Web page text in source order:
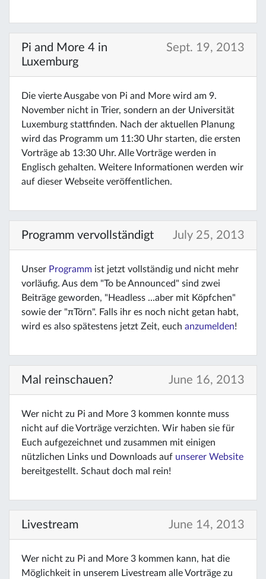
Pi and More 4 in
Luxemburg
Sept. 19, 2013
Die vierte Ausgabe von Pi and More wird am 9.
November nicht in Trier, sondern an der Universität
Luxemburg stattfinden. Nach der aktuellen Planung
wird das Programm um 11:30 Uhr starten, die ersten
Vorträge ab 13:30 Uhr. Alle Vorträge werden in
Englisch gehalten. Weitere Informationen werden wir
auf dieser Webseite veröffentlichen.
Programm vervollständigt July 25, 2013
Unser Programm ist jetzt vollständig und nicht mehr
vorläufig. Aus dem "To be Announced" sind zwei
Beiträge geworden, "Headless ...aber mit Köpfchen"
sowie der "πTörn". Falls ihr es noch nicht getan habt,
wird es also spätestens jetzt Zeit, euch anzumelden!
Mal reinschauen? June 16, 2013
Wer nicht zu Pi and More 3 kommen konnte muss
nicht auf die Vorträge verzichten. Wir haben sie für
Euch aufgezeichnet und zusammen mit einigen
nützlichen Links und Downloads auf unserer Website
bereitgestellt. Schaut doch mal rein!
Livestream June 14, 2013
Wer nicht zu Pi and More 3 kommen kann, hat die
Möglichkeit in unserem Livestream alle Vorträge zu